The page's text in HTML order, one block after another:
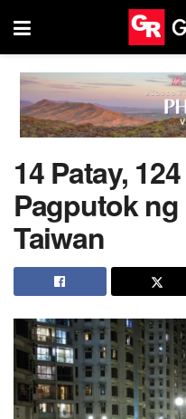
14 Patay,
Pagputok
Taiwan